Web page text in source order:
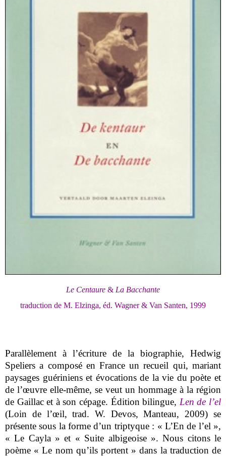
Le Centaure & La Bacchante
traduction de M. Elzinga, éd. Wagner & Van Santen, 1999
Parallèlement à l’écriture de la biographie, Hedwig
Speliers a composé en France un recueil qui, mariant
paysages guériniens et évocations de la vie du poète et
de l’œuvre elle-même, se veut un hommage à la région
de Gaillac et à son cépage. Édition bilingue, Len de l’el
(Loin de l’œil, trad. W. Devos, Manteau, 2009) se
présente sous la forme d’un triptyque : « L’En de l’el »,
« Le Cayla » et « Suite albigeoise ». Nous citons le
poème « Le nom qu’ils portent » dans la traduction de